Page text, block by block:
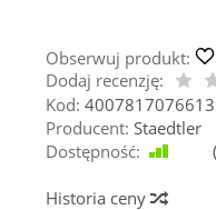
Obserwuj produkt:
Dodaj recenzję:
Kod: 4007817076613
Producent: Staedtler
Dostępność:
(
Historia ceny